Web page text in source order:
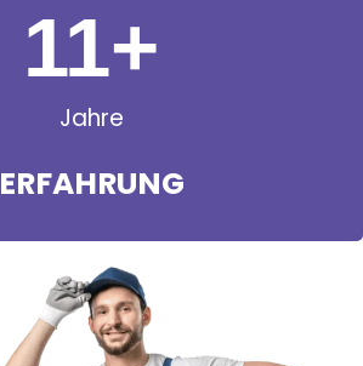
Jahre
ERFAHRUNG
11+